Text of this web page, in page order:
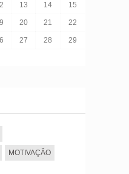
13 14 15
20 21 22
27 28 29
MOTIVAÇÃO